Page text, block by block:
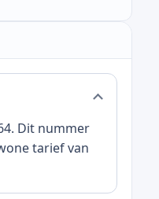
Dit nummer
tarief van